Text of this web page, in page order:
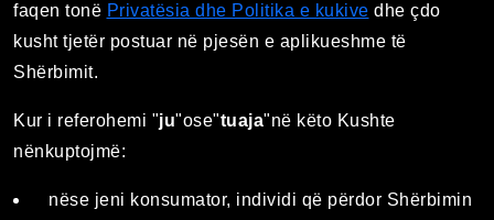
faqen tonë Privatësia dhe Politika e kukive dhe çdo
kusht tjetër postuar në pjesën e aplikueshme të
Shërbimit.
Kur i referohemi "ju"ose"tuaja"në këto Kushte
nënkuptojmë:
nëse jeni konsumator, individi që përdor Shërbimin